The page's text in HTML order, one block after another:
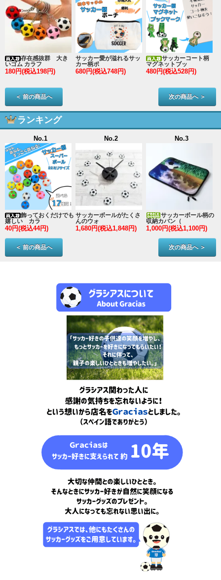
存在感抜群 大き
いゴム カラフ
180円(税込198円)
サッカー愛が溢れるサッ
カー柄ポ
680円(税込748円)
サッカーコート柄
マグネットブッ
480円(税込528円)
＜ 前の商品へ 次の商品へ ＞
ランキング
No.1
飾っておくだけでも
嬉しい カラ
40円(税込44円)
No.2
サッカーボールがたくさ
んのウォ
1,680円(税込1,848円)
No.3
サッカーボール柄の
収納カバン（
1,000円(税込1,100円)
＜ 前の商品へ 次の商品へ ＞